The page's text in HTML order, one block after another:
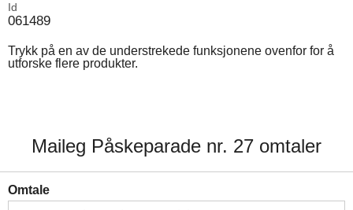
Id
061489
Trykk på en av de understrekede funksjonene ovenfor for å
utforske flere produkter.
Maileg Påskeparade nr. 27 omtaler
Omtale